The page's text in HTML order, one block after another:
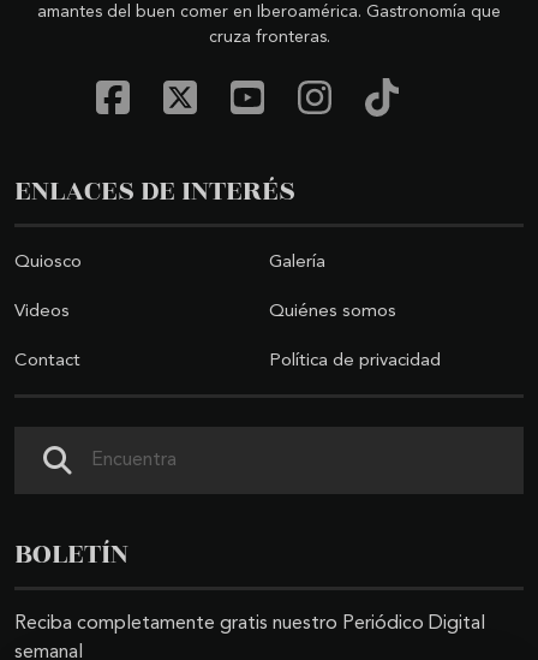
amantes del buen comer en Iberoamérica. Gastronomía que
cruza fronteras.
ENLACES DE INTERÉS
Quiosco Galería
Videos Quiénes somos
Contact Política de privacidad
BOLETÍN
Reciba completamente gratis nuestro Periódico Digital
semanal